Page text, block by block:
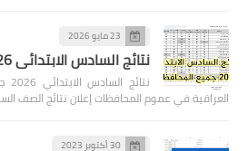
23 مايو 2026
نتائج السادس الابتدائي 2026 جميع المحافظات
العراقية في عموم المحافظات إعلان نتائج الصف
30 أكتوبر 2023